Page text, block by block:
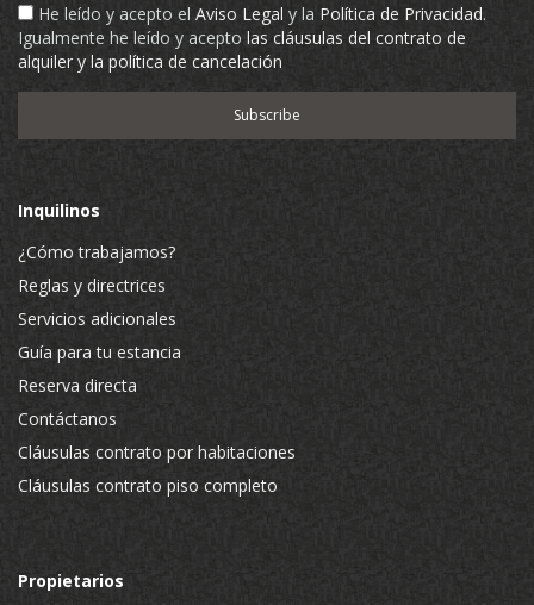
He leído y acepto el Aviso Legal y la Política de Privacidad.
Igualmente he leído y acepto las cláusulas del contrato de
alquiler y la política de cancelación
Inquilinos
¿Cómo trabajamos?
Reglas y directrices
Servicios adicionales
Guía para tu estancia
Reserva directa
Contáctanos
Cláusulas contrato por habitaciones
Cláusulas contrato piso completo
Propietarios